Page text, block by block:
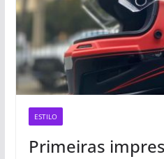
ESTILO
Primeiras